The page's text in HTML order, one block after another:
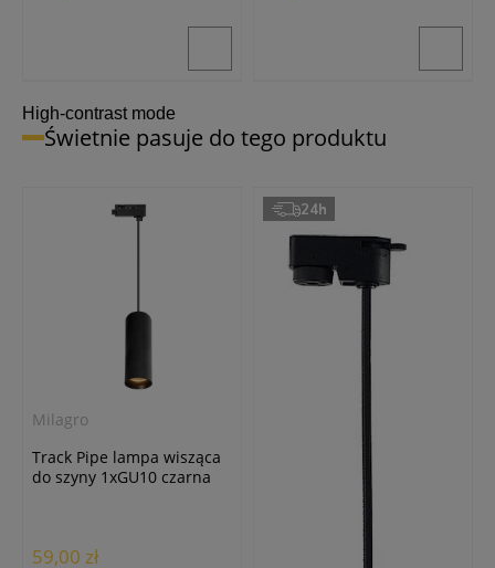
High-contrast mode
Świetnie pasuje do tego produktu
Milagro
Track Pipe lampa wisząca
do szyny 1xGU10 czarna
59,00 zł
24h